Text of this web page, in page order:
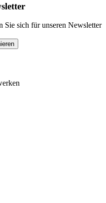
Sie sich für unseren Newsletter